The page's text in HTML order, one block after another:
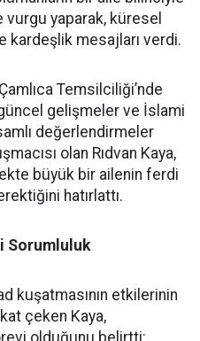
yaparak, küresel
kardeşlik mesajları verdi.
Temsilciliği’nde
gelişmeler ve İslami
değerlendirmeler
olan Rıdvan Kaya,
büyük bir ailenin ferdi
hatırlattı.
Sorumluluk
kuşatmasının etkilerinin
çeken Kaya,